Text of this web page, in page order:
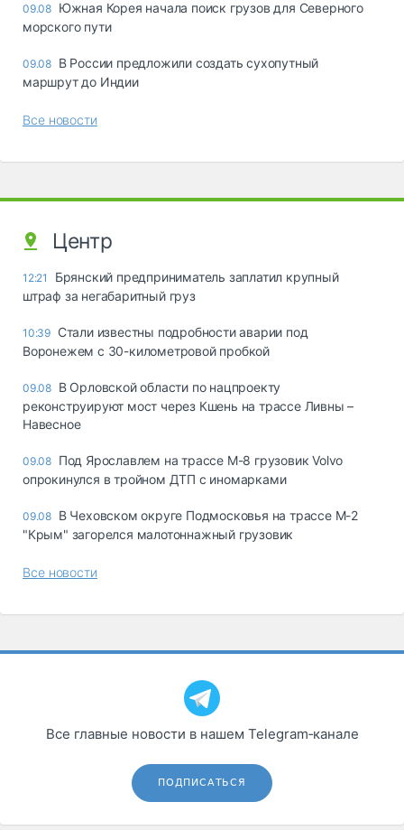
09.08 Южная Корея начала поиск грузов для Северного
морского пути
09.08 В России предложили создать сухопутный
маршрут до Индии
Все новости
Центр
12:21
Брянский предприниматель заплатил крупный
штраф за негабаритный груз
10:39 Стали известны подробности аварии под
Воронежем с 30-километровой пробкой
09.08 В Орловской области по нацпроекту
реконструируют мост через Кшень на трассе Ливны –
Навесное
09.08 Под Ярославлем на трассе М-8 грузовик Volvo
опрокинулся в тройном ДТП с иномарками
09.08 В Чеховском округе Подмосковья на трассе М-2
"Крым" загорелся малотоннажный грузовик
Все новости
Все главные новости в нашем Telegram‑канале
ПОДПИСАТЬСЯ